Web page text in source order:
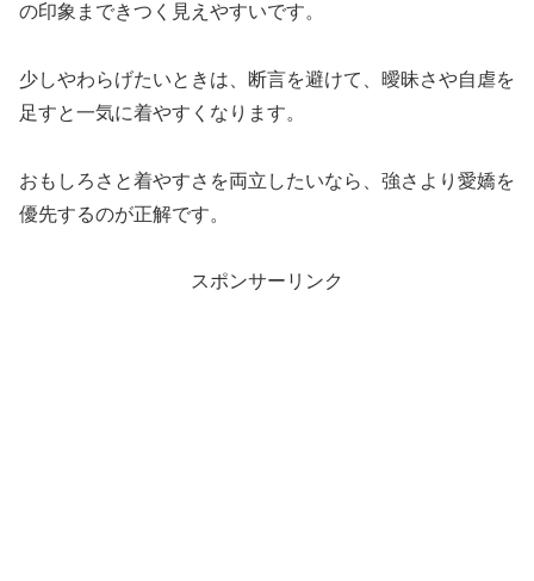
の印象まできつく見えやすいです。
少しやわらげたいときは、断言を避けて、曖昧さや自虐を
足すと一気に着やすくなります。
おもしろさと着やすさを両立したいなら、強さより愛嬌を
優先するのが正解です。
スポンサーリンク